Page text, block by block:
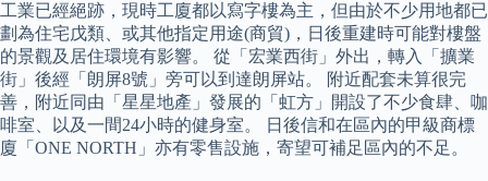
工業已經絕跡，現時工廈都以寫字樓為主，但由於不少用地都已
劃為住宅戊類、或其他指定用途(商貿)，日後重建時可能對樓盤
的景觀及居住環境有影響。 從「宏業西街」外出，轉入「擴業
街」後經「朗屏8號」旁可以到達朗屏站。 附近配套未算很完
善，附近同由「星星地產」發展的「虹方」開設了不少食肆、咖
啡室、以及一間24小時的健身室。 日後信和在區內的甲級商標
廈「ONE NORTH」亦有零售設施，寄望可補足區內的不足。